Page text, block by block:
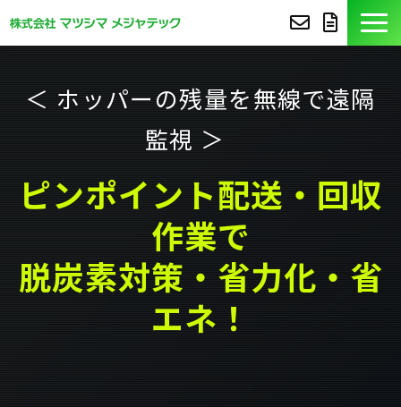
セミナー
＜ ホッパーの残量を無線で遠隔
監視 ＞
ピンポイント配送・回収
作業で
脱炭素対策・省力化・省
エネ！